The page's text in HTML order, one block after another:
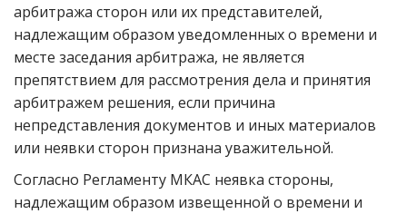
арбитража сторон или их представителей,
надлежащим образом уведомленных о времени и
месте заседания арбитража, не является
препятствием для рассмотрения дела и принятия
арбитражем решения, если причина
непредставления документов и иных материалов
или неявки сторон признана уважительной.
Согласно Регламенту МКАС неявка стороны,
надлежащим образом извещенной о времени и